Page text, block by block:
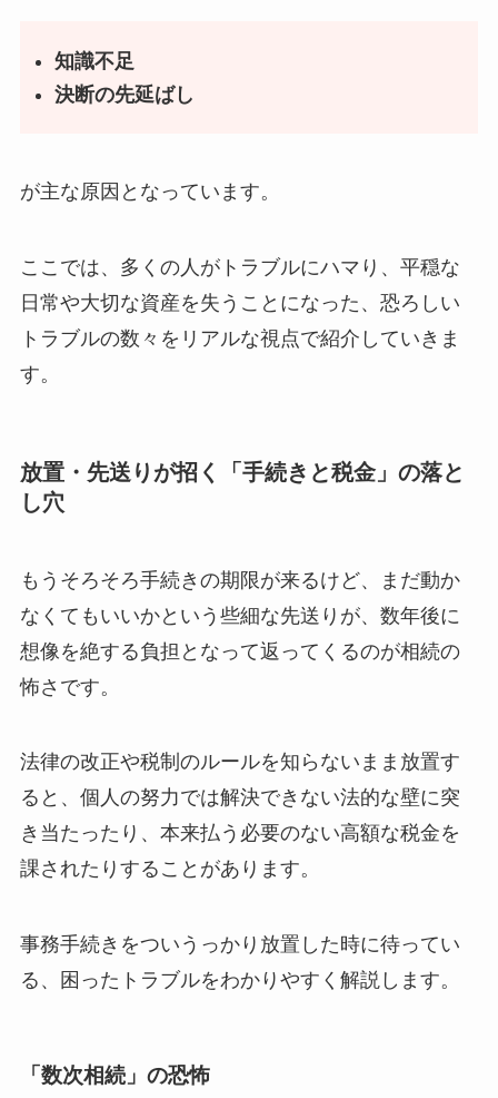
知識不足
決断の先延ばし
が主な原因となっています。
ここでは、多くの人がトラブルにハマり、平穏な
日常や大切な資産を失うことになった、恐ろしい
トラブルの数々をリアルな視点で紹介していきま
す。
放置・先送りが招く「手続きと税金」の落と
し穴
もうそろそろ手続きの期限が来るけど、まだ動か
なくてもいいかという些細な先送りが、数年後に
想像を絶する負担となって返ってくるのが相続の
怖さです。
法律の改正や税制のルールを知らないまま放置す
ると、個人の努力では解決できない法的な壁に突
き当たったり、本来払う必要のない高額な税金を
課されたりすることがあります。
事務手続きをついうっかり放置した時に待ってい
る、困ったトラブルをわかりやすく解説します。
「数次相続」の恐怖